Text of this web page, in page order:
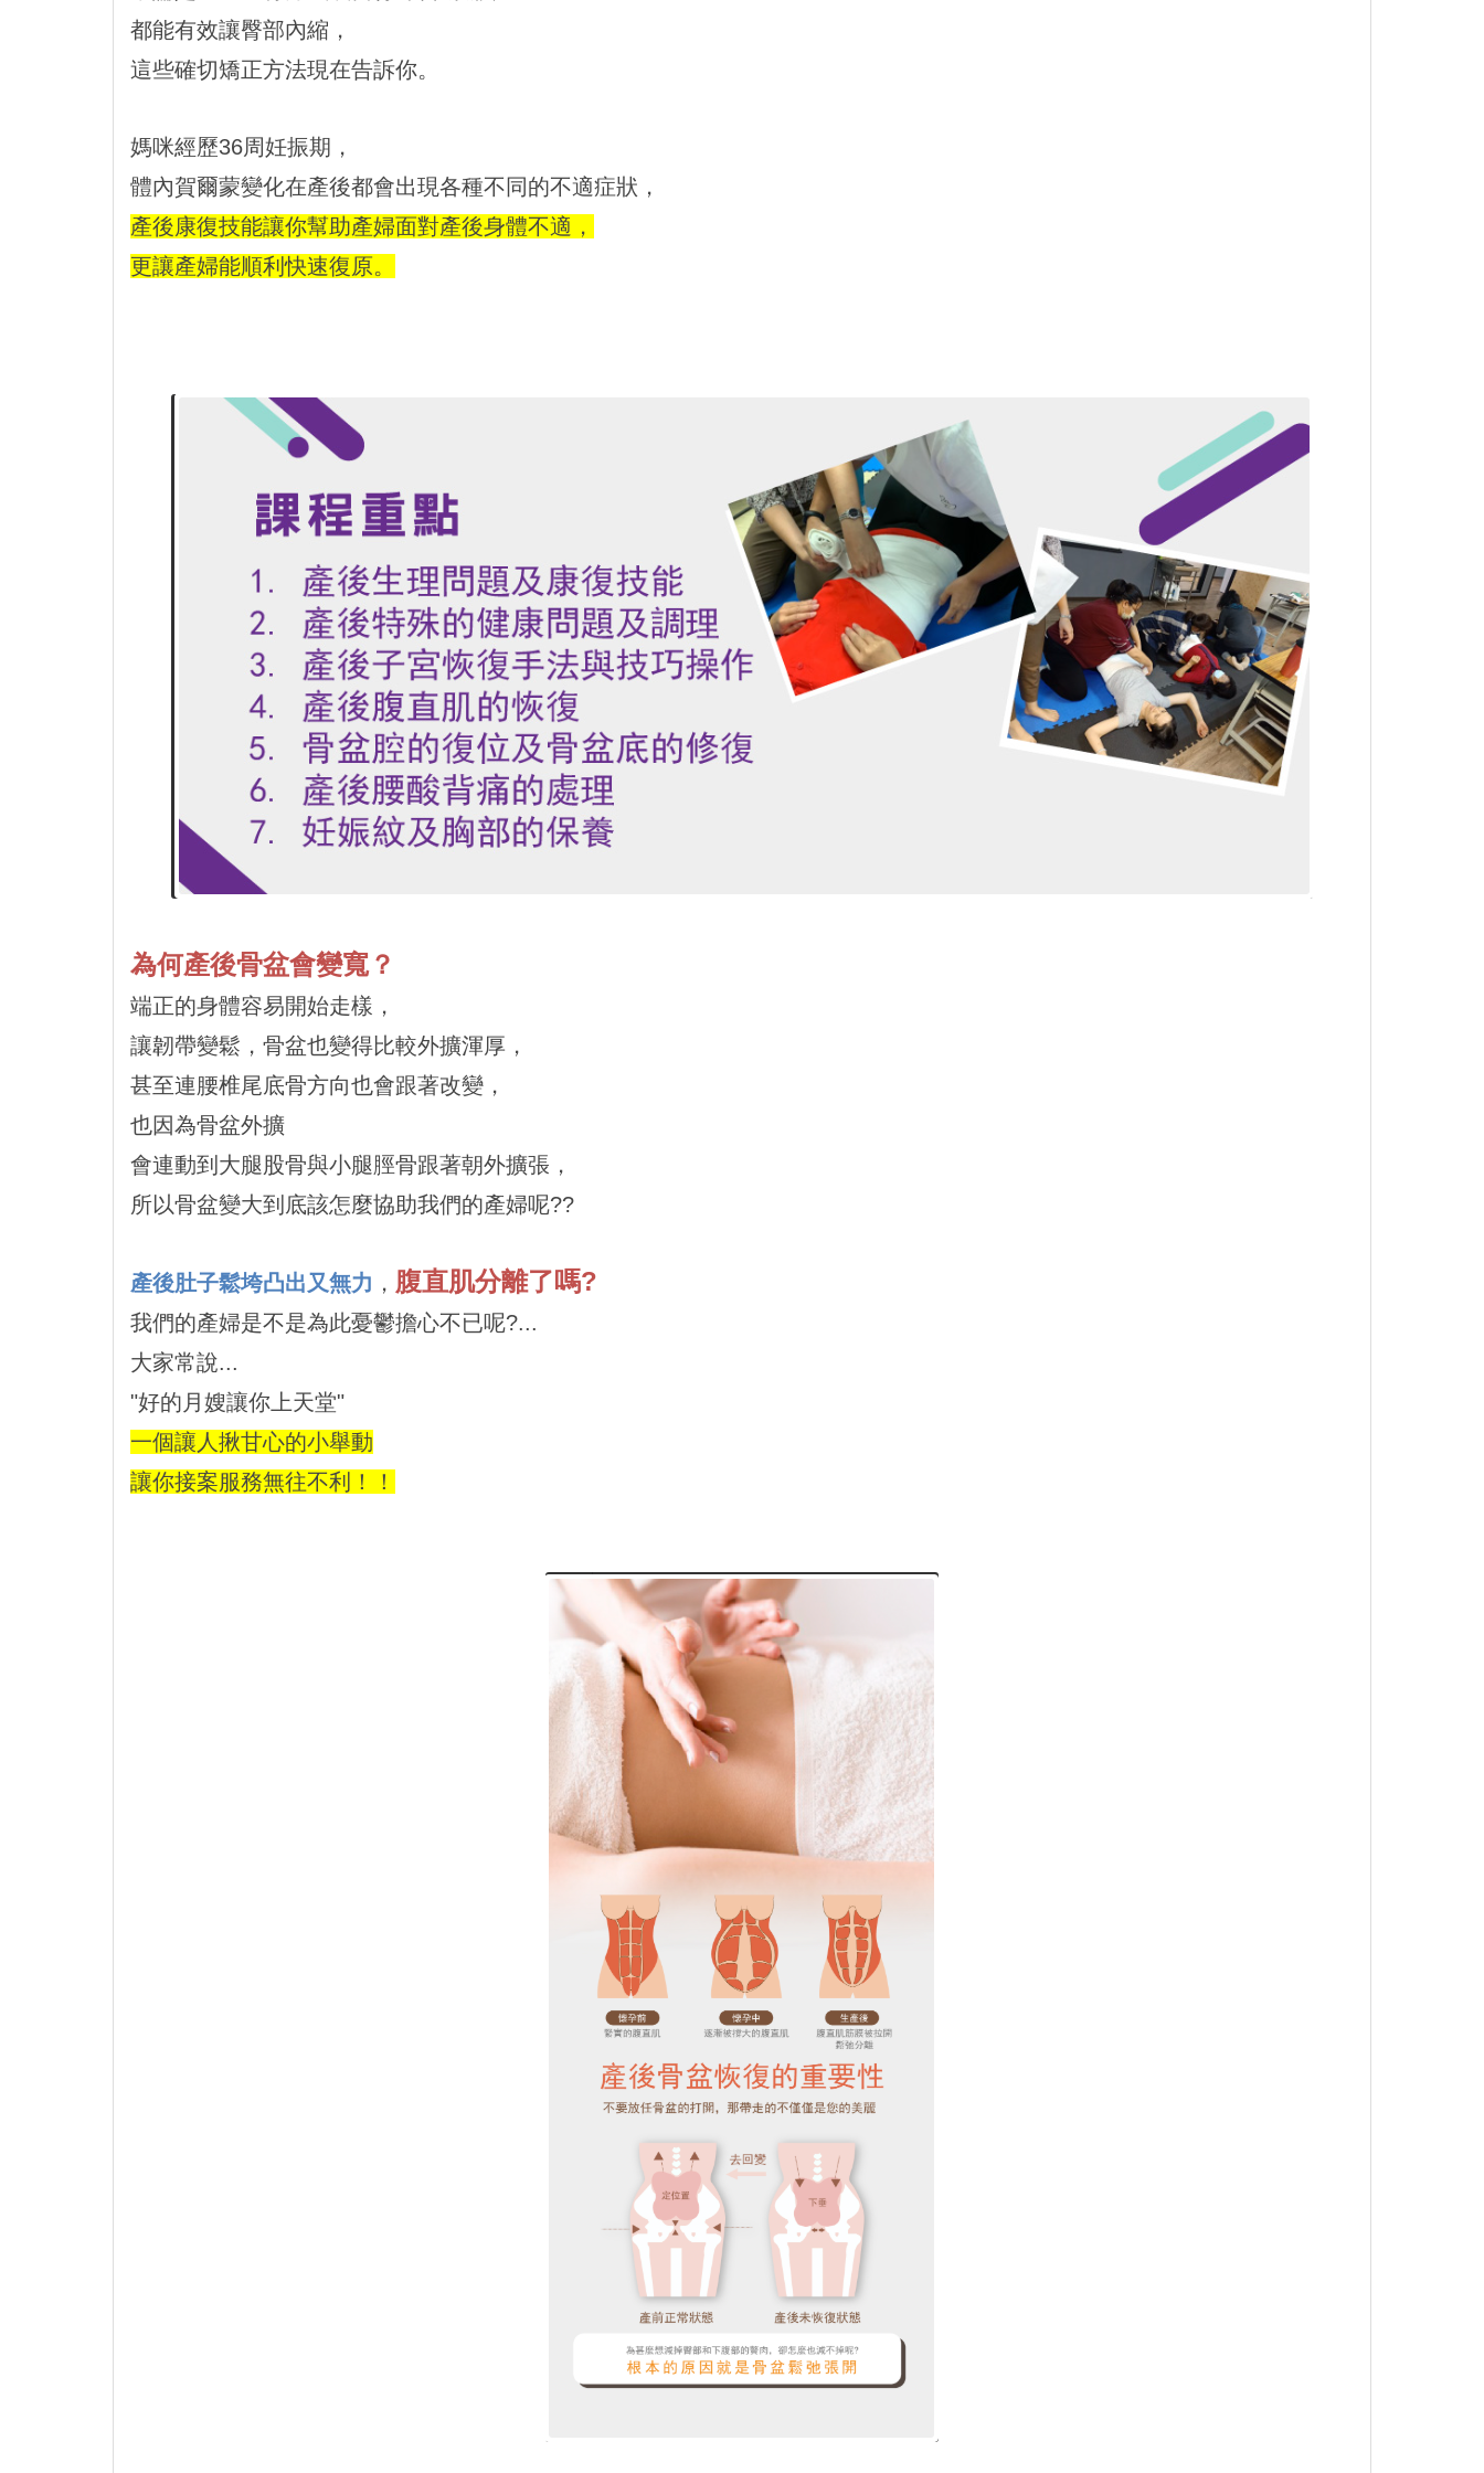
都能有效讓臀部內縮，
這些確切矯正方法現在告訴你。
媽咪經歷36周妊振期，
體內賀爾蒙變化在產後都會出現各種不同的不適症狀，
產後康復技能讓你幫助產婦面對產後身體不適，
更讓產婦能順利快速復原。
為何產後骨盆會變寬？
端正的身體容易開始走樣，
讓韌帶變鬆，骨盆也變得比較外擴渾厚，
甚至連腰椎尾底骨方向也會跟著改變，
也因為骨盆外擴
會連動到大腿股骨與小腿脛骨跟著朝外擴張，
所以骨盆變大到底該怎麼協助我們的產婦呢??
產後肚子鬆垮凸出又無力 ， 腹直肌分離了嗎?
我們的產婦是不是為此憂鬱擔心不已呢?...
大家常說...
"好的月嫂讓你上天堂"
一個讓人揪甘心的小舉動
讓你接案服務無往不利！！